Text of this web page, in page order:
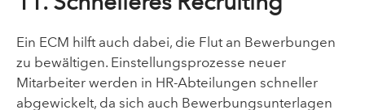
Ein ECM hilft auch dabei, die Flut an Bewerbungen
zu bewältigen. Einstellungsprozesse neuer
Mitarbeiter werden in HR-Abteilungen schneller
abgewickelt, da sich auch Bewerbungsunterlagen